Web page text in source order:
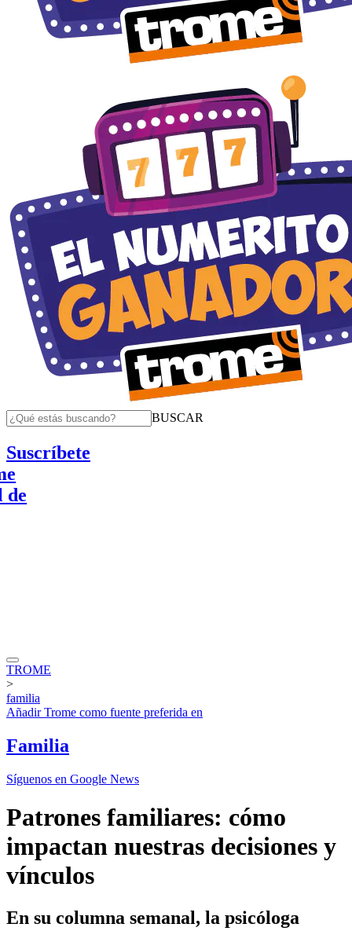
BUSCAR
Suscríbete
TROME
>
familia
AñadirTrome como fuente preferida en
Familia
Síguenos en Google News
Patrones familiares: cómo
impactan nuestras decisiones y
vínculos
En su columna semanal, la psicóloga